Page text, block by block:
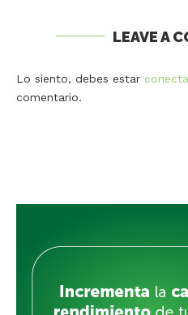
LEAVE A
Lo siento, debes estar
comentario.